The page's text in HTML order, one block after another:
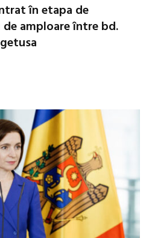
în etapa de
amploare între bd.